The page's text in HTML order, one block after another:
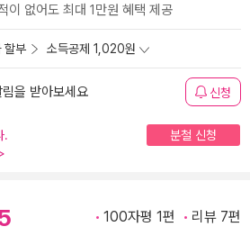
이 없어도 최대 1만원 혜택 제공
할부 소득공제 1,020원
을 받아보세요 신청
.
분철 신청
100자평 1편 리뷰 7편